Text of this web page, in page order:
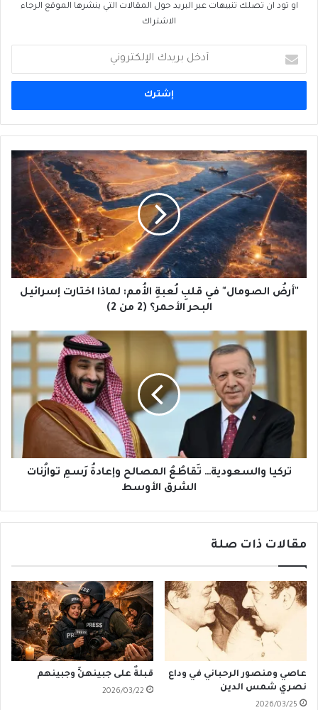
او تود ان تصلك تنبيهات عبر البريد حول المقالات التي ينشرها الموقع الرجاء
الاشتراك
بريدك
الإلكتروني
"أرضُ
الصومال"
في
قلبِ
لماذا
اختارت
إسرائيل
البحر"أرضُ الصومال" في قلبِ لُعبةِ الأُمم: لماذا اختارت إسرائيل
البحر الأحمر؟ (2 من 2)
رَسمِ
توازُنات
الشرق
الأوسط
تركيا والسعودية… تَقاطُعُ المصالح وإعادةُ رَسمِ توازُنات
الشرق الأوسط
مقالات ذات صلة
عاصي ومنصور الرحباني في وداع
نصري شمس الدين
2026/03/25
قبلةٌ على جبينهنَّ وجبينهم
2026/03/22